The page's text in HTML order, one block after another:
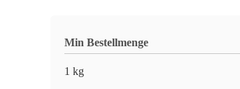
Min Bestellmenge
1 kg